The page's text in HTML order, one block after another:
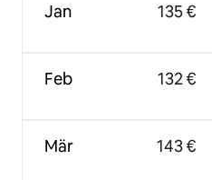
Jan
Feb
Mär
135 €
132 €
143 €